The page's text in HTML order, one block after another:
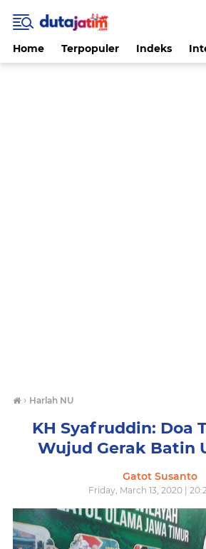
Home Terpopuler Indeks
› Harlah NU
KH Syafruddin: Doa
Wujud Gerak Batin
Gatot Susanto
Friday, March 13, 2020 |